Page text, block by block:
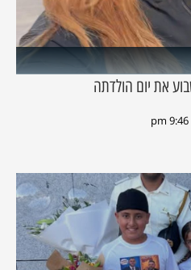
את יום הולדתה
9:46 pm